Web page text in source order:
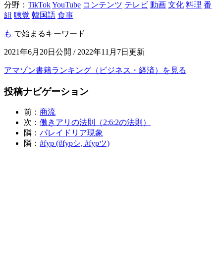
分野： TikTokYouTube コンテンツ テレビ 動画 文化 料理 番
組 聴覚 韓国語 食事
も で始まるキーワード
2021年6月20日公開 / 2022年11月7日更新
アマゾン書籍ランキング（ビジネス・経済）を見る
投稿ナビゲーション
前： 商流
次： 働きアリの法則（2:6:2の法則）
隣： パレイドリア現象
隣： #fyp (#fypシ, #fypツ)